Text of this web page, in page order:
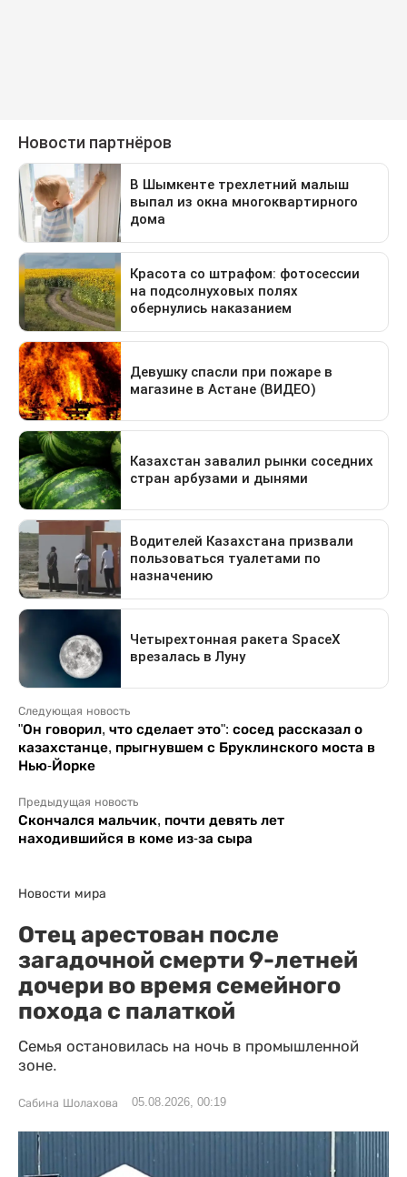
Следующая новость
"Он говорил, что сделает это": сосед рассказал о
казахстанце, прыгнувшем с Бруклинского моста в
Нью-Йорке
Предыдущая новость
Скончался мальчик, почти девять лет
находившийся в коме из-за сыра
Новости мира
Отец арестован после
загадочной смерти 9-летней
дочери во время семейного
похода с палаткой
Семья остановилась на ночь в промышленной
зоне.
Сабина Шолахова 05.08.2026, 00:19